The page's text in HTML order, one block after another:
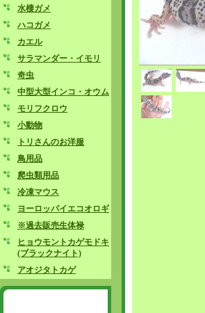
水棲ガメ
ハコガメ
カエル
サラマンダー・イモリ
奇虫
中型大型インコ・オウム
モリフクロウ
小動物
トリさんのお洋服
鳥用品
爬虫類用品
冷凍マウス
ヨーロッパイエコオロギ
※過去販売生体禄
ヒョウモントカゲモドキ
(ブラックナイト)
アオジタトカゲ